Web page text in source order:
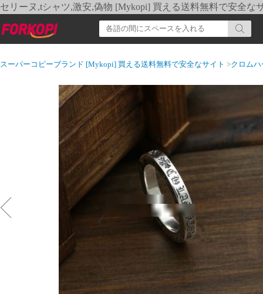
セリーヌ,tシャツ,激安,偽物 [Mykopi] 買える送料無料で安全な
スーパーコピーブランド [Mykopi] 買える送料無料で安全なサイト >クロム